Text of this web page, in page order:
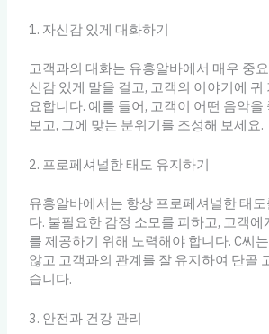
1. 자신감 있게 대화하기
고객과의 대화는 유흥알바에서 매우 중
신감 있게 말을 걸고, 고객의 이야기에 귀
요합니다. 예를 들어, 고객이 어떤 음악을
보고, 그에 맞는 분위기를 조성해 보세요.
2. 프로페셔널한 태도 유지하기
유흥알바에서는 항상 프로페셔널한 태
다. 불필요한 감정 소모를 피하고, 고객에
를 제공하기 위해 노력해야 합니다. C씨
않고 고객과의 관계를 잘 유지하여 단골
습니다.
3. 안전과 건강 관리